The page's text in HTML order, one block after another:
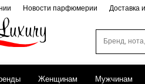
Новости парфюмерии Доставка
Женщинам Мужчинам